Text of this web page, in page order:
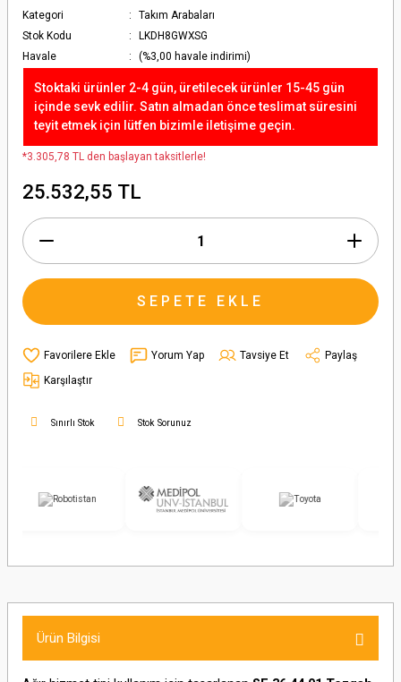
Kategori
Takım Arabaları
Stok Kodu
LKDH8GWXSG
Havale
(%3,00 havale indirimi)
Stoktaki ürünler 2-4 gün, üretilecek ürünler 15-45 gün
içinde sevk edilir. Satın almadan önce teslimat süresini
teyit etmek için lütfen bizimle iletişime geçin.
*3.305,78 TL den başlayan taksitlerle!
25.532,55 TL
SEPETE EKLE
Yorum Yap Tavsiye Et
Paylaş
Karşılaştır
Sınırlı Stok Stok Sorunuz
Ürün Bilgisi